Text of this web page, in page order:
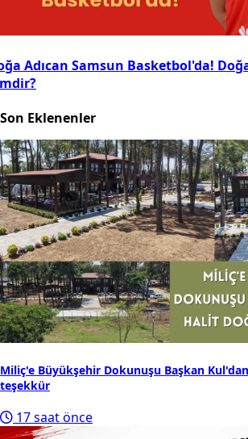
Adıcan Samsun Basketbol'da!
Son Eklenenler
Miliç'e Büyükşehir Dokunuşu Başkan
teşekkür
17 saat önce